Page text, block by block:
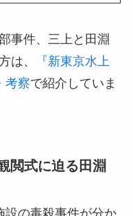
事件、三上と田淵
は、
『新東京水上
考察で紹介していま
閲式に迫る田淵